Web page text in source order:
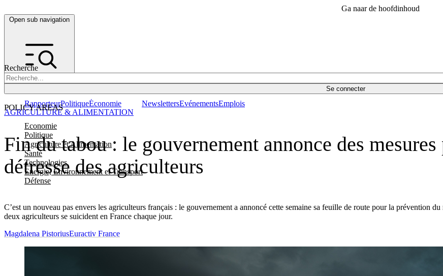
Ga naar de hoofdinhoud
Open sub navigation
Recherche
Se connecter
POLICY AREAS
Economie
Politique
Agriculture et Alimentation
Santé
Technologies
Energie, Environnement et Transport
Défense
RapporteurPolitiqueÉconomie NewslettersEvénementsEmplois
Fin du tabou : le gouvernement annonce des
détresse des agriculteurs
C’est un nouveau pas envers les agriculteurs français : le gouvernement a annoncé cette semaine sa feuille de route pour la prévention
deux agriculteurs se suicident en France chaque jour.
AGRICULTURE & ALIMENTATION
Magdalena PistoriusEuractiv France